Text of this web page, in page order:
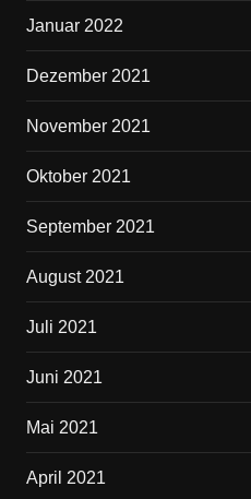
Januar 2022
Dezember 2021
November 2021
Oktober 2021
September 2021
August 2021
Juli 2021
Juni 2021
Mai 2021
April 2021